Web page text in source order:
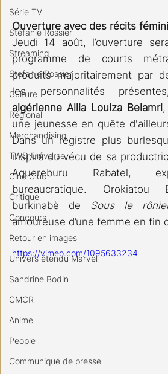
Série TV
Stéfanie Rossier
Streaming
Stefanie Rossier
Culture
Régional
Merchandising
TWD Universe
Ciné Club
Critique
Concours
Retour en images
Univers étendu Marvel
Sandrine Bodin
CMCR
Anime
People
Communiqué de presse
Ouverture avec des récits
Jeudi 14 août, l’ouverture
programme de courts
produits majoritairement par
les personnalités
algérienne Allia Louiza Belamri
une jeunesse en quête
Dans un registre plus
inspiré du vécu de sa
Aquereburu Rabatel,
bureaucratique. Orokiatou
burkinabè de Sous le
amoureuse d’une femme en fin
https://vimeo.com/1095633234